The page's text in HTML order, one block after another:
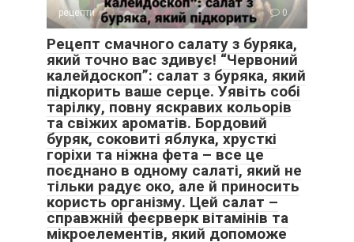
рецепти 0
Рецепт смачного салату з буряка,
який точно вас здивує! “Червоний
калейдоскоп”: салат з буряка, який
підкорить ваше серце. Уявіть собі
тарілку, повну яскравих кольорів
та свіжих ароматів. Бордовий
буряк, соковиті яблука, хрусткі
горіхи та ніжна фета – все це
поєднано в одному салаті, який не
тільки радує око, але й приносить
користь організму. Цей салат –
справжній феєрверк вітамінів та
мікроелементів, який допоможе